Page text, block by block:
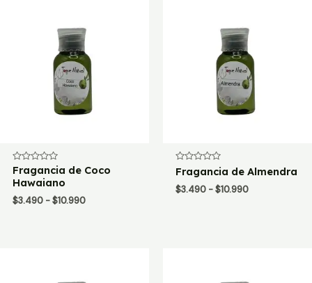
Valorado
con
0
5
Fragancia de Coco
Hawaiano
$3.490 - $10.990Rango
Valorado
con
0
de
Fragancia de Almendra
$3.490 - $10.990Rango